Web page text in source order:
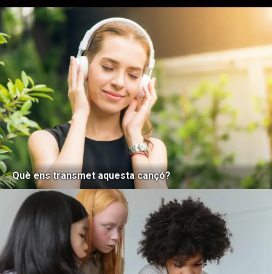
Què ens transmet aquesta cançó?